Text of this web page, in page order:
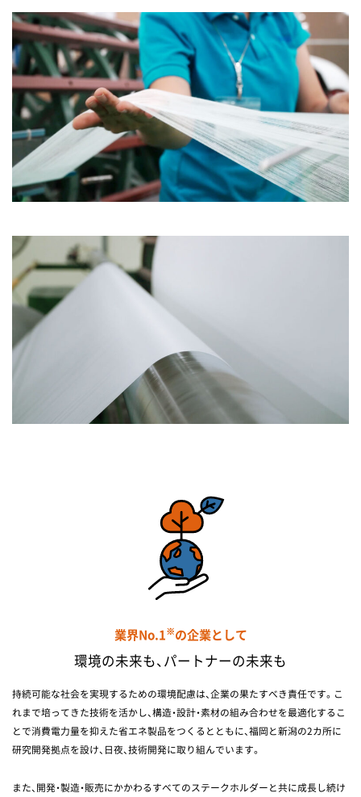
業界No.1※の企業として
環境の未来も、パートナーの未来も
持続可能な社会を実現するための環境配慮は、企業の果たすべき責任です。こ
れまで培ってきた技術を活かし、構造・設計・素材の組み合わせを最適化するこ
とで消費電力量を抑えた省エネ製品をつくるとともに、福岡と新潟の2カ所に
研究開発拠点を設け、日夜、技術開発に取り組んでいます。
また、開発・製造・販売にかかわるすべてのステークホルダーと共に成長し続け